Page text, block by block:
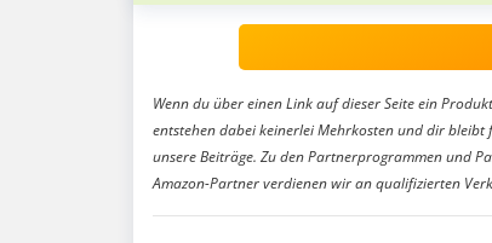
Wenn du über einen Link auf dieser Seite ein
entstehen dabei keinerlei Mehrkosten und dir
unsere Beiträge. Zu den Partnerprogrammen und
Amazon-Partner verdienen wir an qualifizierten